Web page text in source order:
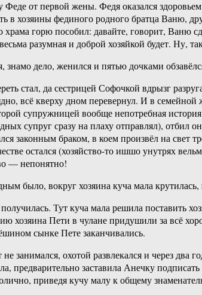
от первой жены. Федя оказался
в хозяины фединого родного братца
храма горю пособил: давайте, говорит,
разумная и доброй хозяйкой будет. Ну,
знамо дело, женился и пятью дочками
стал, да сестрицей Софочкой вдрызг
всё кверху дном перевернул. И в
супружницей вообще непотребная
супруг сразу на плаху отправлял), отбил
законным браком, в коем произвёл на
остался (хозяйство-то ишшо унутрях
— непонятно!
было, вокруг хозяина куча мала
Тут куча мала решила
Пети в чулане придушили за всё
сынке Пете заканчивались.
занимался, охотой развлекался и через два
заставила Анечку
приведя кучу малу к общему